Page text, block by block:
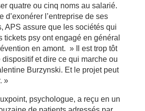
quatre ou cinq noms au salarié.
d’exonérer l’entreprise de ses
APS assure que les sociétés qui
tickets psy ont engagé en général
en amont. » Il est trop tôt
dispositif et dire ce qui marche ou
Burzynski. Et le projet peut
»
psychologue, a reçu en un